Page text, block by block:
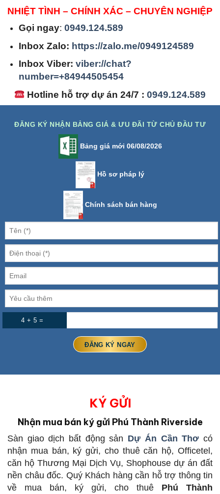
NHIỆT TÌNH – CHÍNH XÁC – CHUYÊN NGHIỆP
Gọi ngay:0949.124.589
Inbox Zalo: https://zalo.me/0949124589
Inbox Viber:viber://chat?
number=+84944505454
Hotline hỗ trợ dự án 24/7 :0949.124.589
ĐĂNG KÝ NHẬN BẢNG GIÁ & ƯU ĐÃI TỪ CHỦ ĐẦU TƯ
Bảng giá mới 06/08/2026
Hồ sơ pháp lý
Chính sách bán hàng
4 + 5 =
KÝ GỬI
Nhận mua bán ký gửi Phú Thành Riverside
Sàn giao dịch bất động sản Dự Án Cần Thơ có
nhận mua bán, ký gửi, cho thuê căn hộ, Officetel,
căn hộ Thương Mại Dịch Vụ, Shophouse dự án đất
nền châu đốc. Quý Khách hàng cần hỗ trợ thông tin
về mua bán, ký gửi, cho thuê Phú Thành